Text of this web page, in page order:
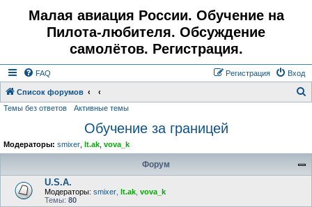
Малая авиация России. Обучение на
Пилота-любителя. Обсуждение
самолётов. Регистрация.
FAQ Вход
Регистрация
Список форумов
Темы без ответов Активные темы
Обучение за границей
Модераторы: smixer lt.ak vova_k
Форум
U.S.A.
Модераторы: smixer lt.ak vova_k
Темы: 80